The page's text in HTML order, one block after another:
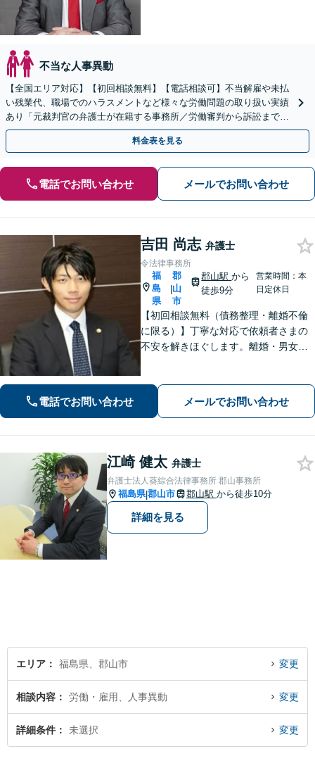
不当な人事異動
【全国エリア対応】【初回相談無料】【電話相談可】不当解雇や未払
い残業代、職場でのハラスメントなど様々な労働問題の取り扱い実績
あり「元裁判官の弁護士が在籍する事務所／労働審判から訴訟まで、
裁判官経験を活かした最適な戦略を立案」
料金表を見る
電話でお問い合わせ メールでお問い合わせ
吉田 尚志 弁護士
令法律事務所
福
島
県
|
郡
山
市
郡山駅から
徒歩9分
営業時間：本
日定休日
【初回相談無料（債務整理・離婚不倫
に限る）】丁寧な対応で依頼者さまの
不安を解きほぐします。離婚・男女問
え込まずお気軽にご相談ください。
【分割払い可能】
電話でお問い合わせ メールでお問い合わせ
江崎 健太 弁護士
弁護士法人葵綜合法律事務所 郡山事務所
福島県|郡山市 郡山駅 から徒歩10分
詳細を見る
エリア 福島県、郡山市 変更
相談内容 労働・雇用、人事異動 変更
詳細条件 未選択 変更